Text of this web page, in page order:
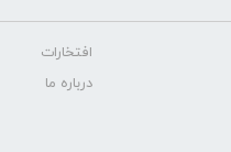
افتخارات
درباره ما